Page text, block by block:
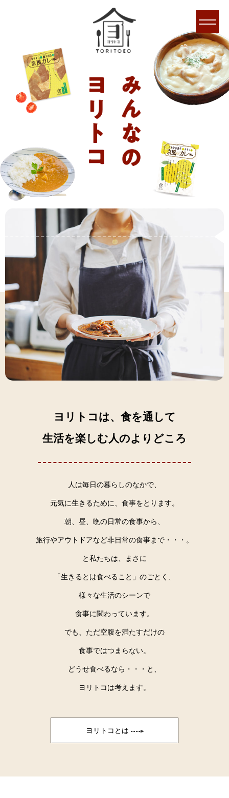
ヨリトコは、食を通して
生活を楽しむ人のよりどころ
人は毎日の暮らしのなかで、
元気に生きるために、食事をとります。
朝、昼、晩の日常の食事から、
旅行やアウトドアなど非日常の食事まで・・・。
と私たちは、まさに
「生きるとは食べること」のごとく、
様々な生活のシーンで
食事に関わっています。
でも、ただ空腹を満たすだけの
食事ではつまらない。
どうせ食べるなら・・・と、
ヨリトコは考えます。
ヨリトコとは